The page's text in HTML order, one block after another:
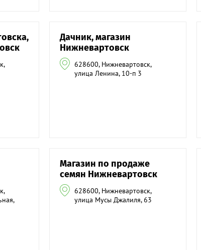
Дачник, магазин
Нижневартовск
628600, Нижневартовск,
улица Ленина, 10-п 3
Магазин по продаже
семян Нижневартовск
628600, Нижневартовск,
улица Мусы Джалиля, 63